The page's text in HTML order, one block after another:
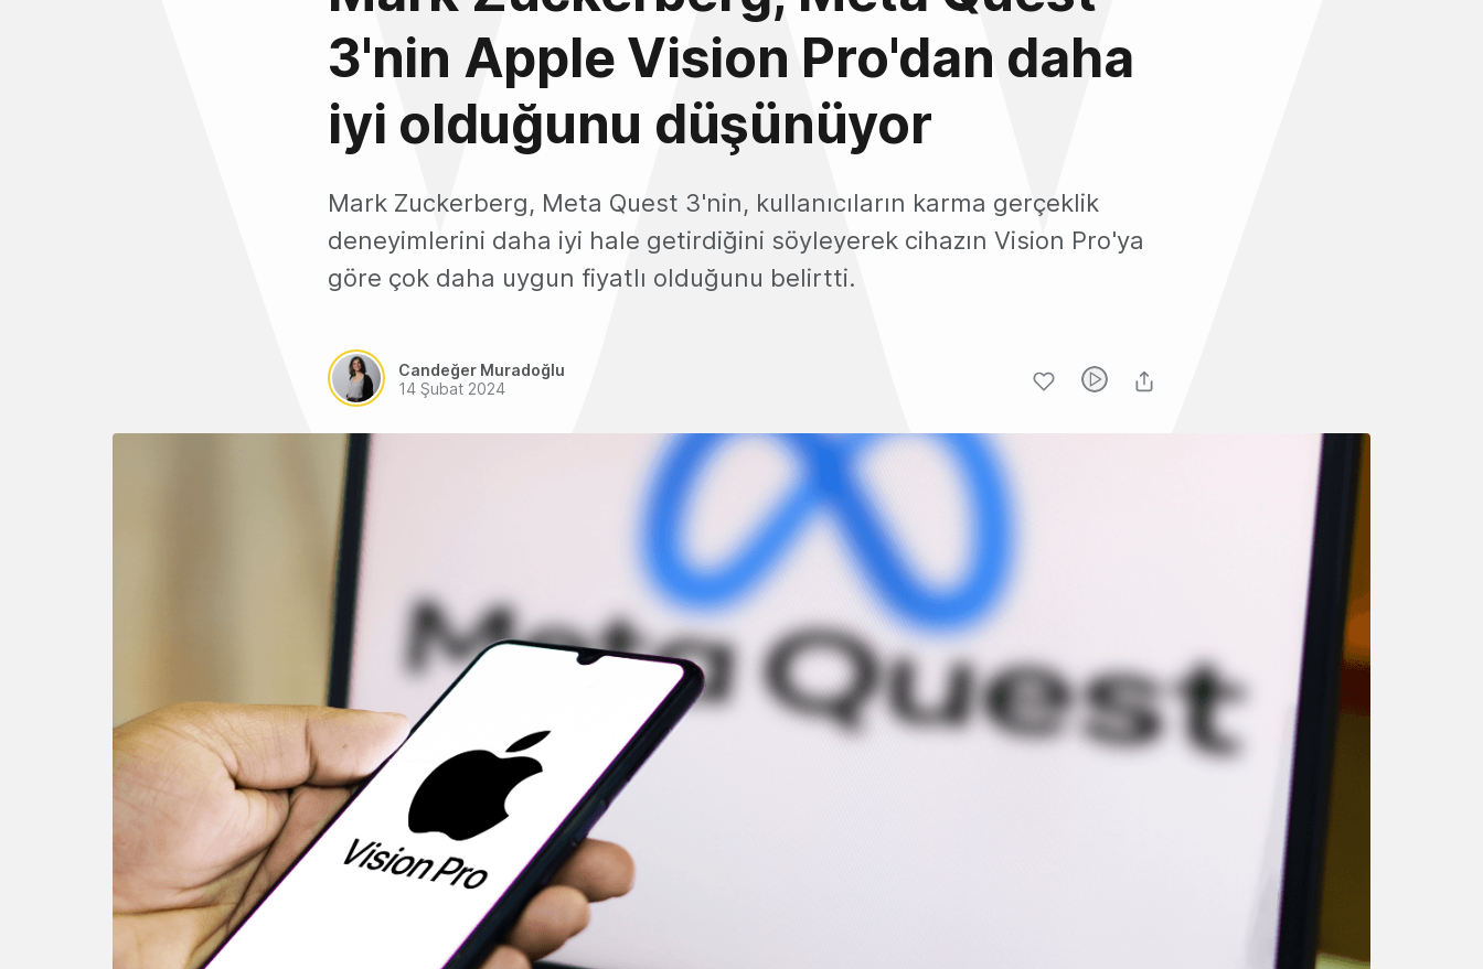
3'nin Apple Vision Pro'dan daha
iyi olduğunu düşünüyor
Mark Zuckerberg, Meta Quest 3'nin, kullanıcıların karma gerçeklik
deneyimlerini daha iyi hale getirdiğini söyleyerek cihazın Vision Pro'ya
göre çok daha uygun fiyatlı olduğunu belirtti.
Candeğer Muradoğlu
14 Şubat 2024